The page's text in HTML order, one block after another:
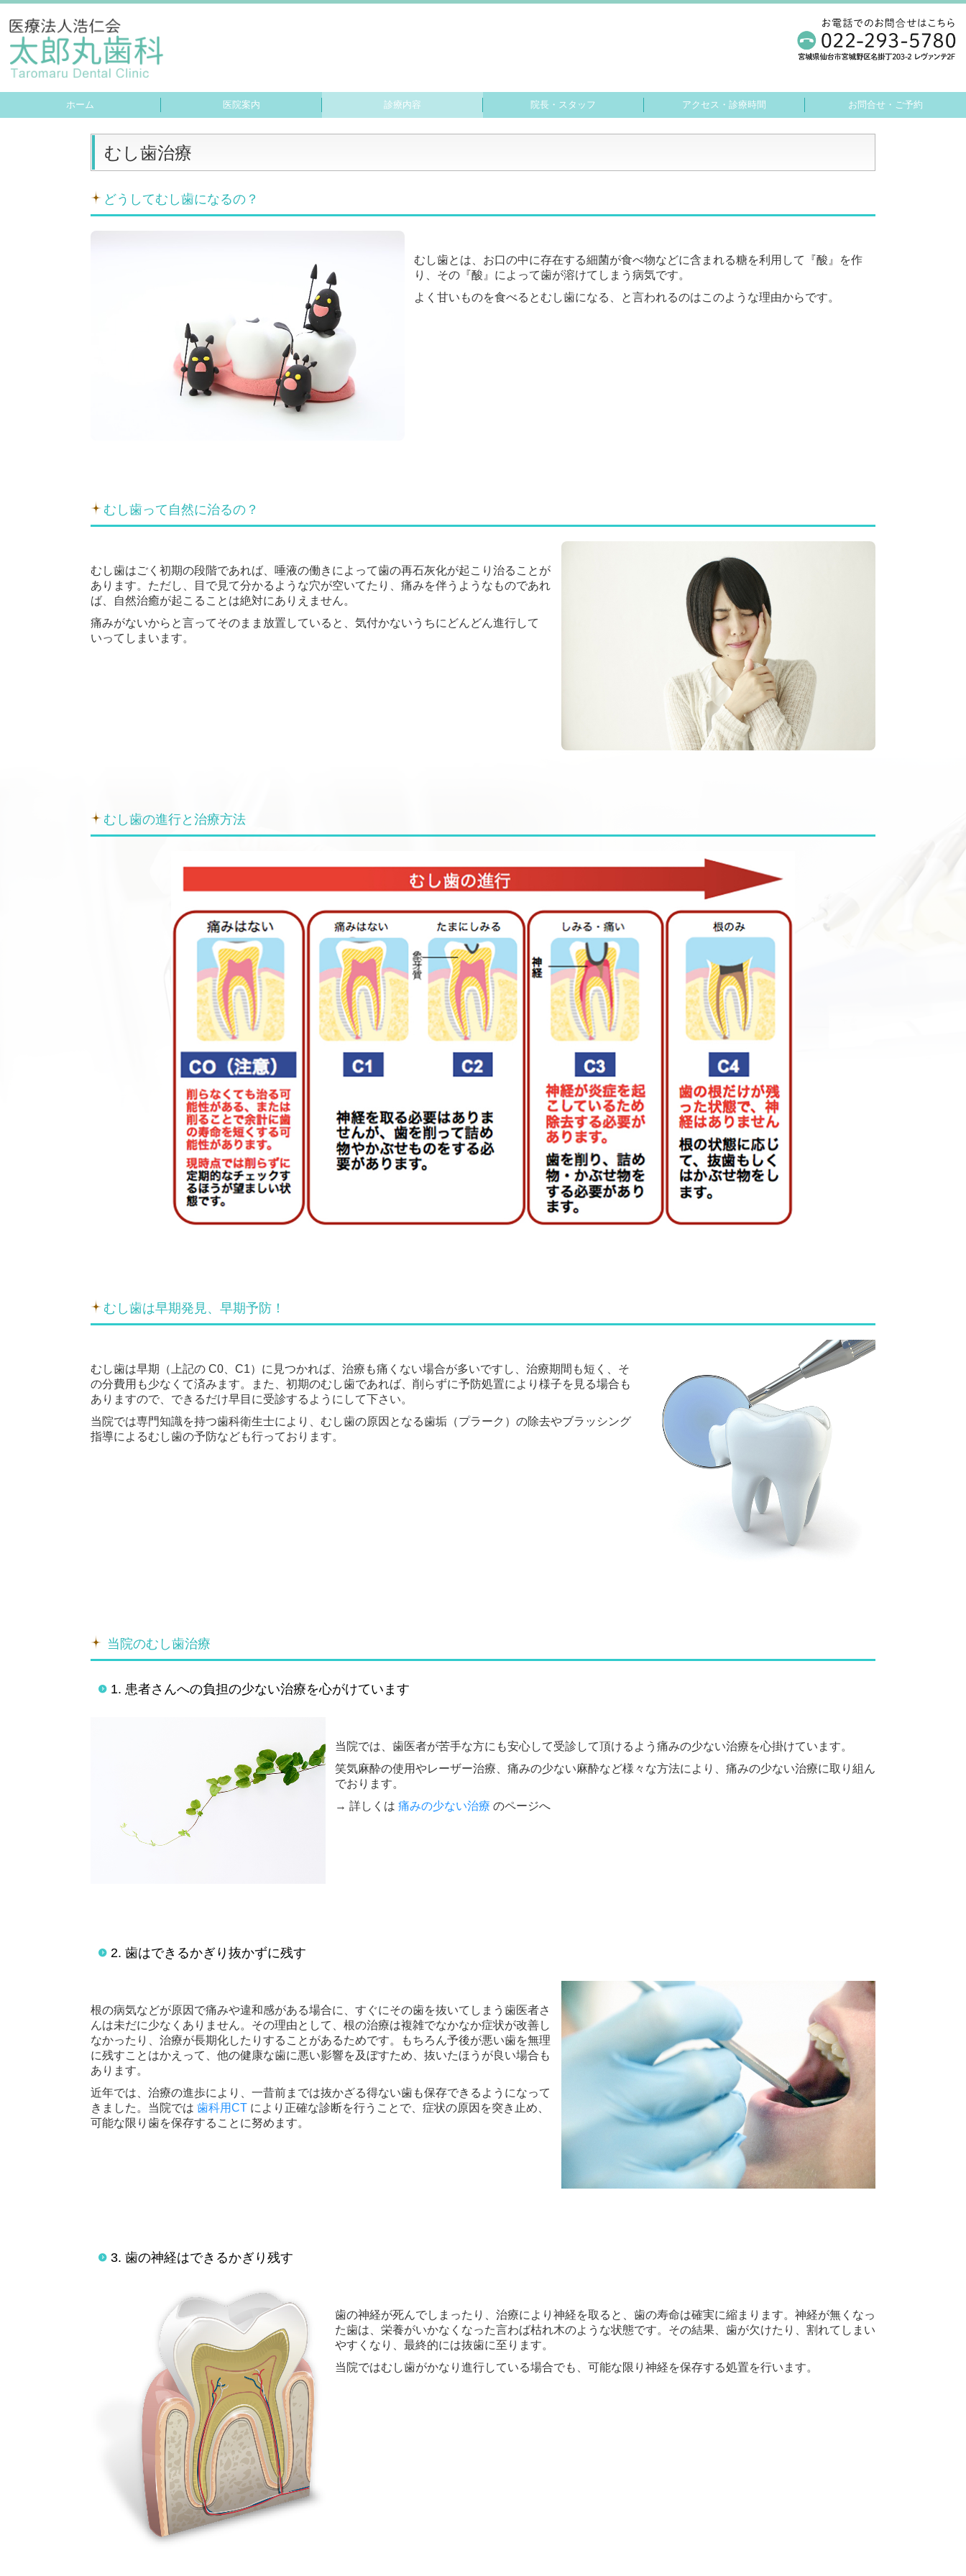
ホーム 医院案内
当院の院内感染症予防対策について
患者様へのお願い
痛みの少ない治療
レーザー治療
歯科用CT
診療内容
むし歯治療
歯周病治療
予防歯科・定期検診
小児歯科
審美歯科
インプラント
矯正歯科
ホワイトニング
入れ歯
院長・スタッフ アクセス・診療時間 お問合せ・ご予約
むし歯治療
どうしてむし歯になるの？
むし歯とは、お口の中に存在する細菌が食べ物などに含まれる糖を利用して『酸』を作
り、その『酸』によって歯が溶けてしまう病気です。
よく甘いものを食べるとむし歯になる、と言われるのはこのような理由からです。
むし歯って自然に治るの？
むし歯はごく初期の段階であれば、唾液の働きによって歯の再石灰化が起こり治ることが
あります。ただし、目で見て分かるような穴が空いてたり、痛みを伴うようなものであれ
ば、自然治癒が起こることは絶対にありえません。
痛みがないからと言ってそのまま放置していると、気付かないうちにどんどん進行して
いってしまいます。
むし歯の進行と治療方法
むし歯は早期発見、早期予防！
むし歯は早期（上記の C0、C1）に見つかれば、治療も痛くない場合が多いですし、治療期間も短く、そ
の分費用も少なくて済みます。また、初期のむし歯であれば、削らずに予防処置により様子を見る場合も
ありますので、できるだけ早目に受診するようにして下さい。
当院では専門知識を持つ歯科衛生士により、むし歯の原因となる歯垢（プラーク）の除去やブラッシング
指導によるむし歯の予防なども行っております。
当院のむし歯治療
1. 患者さんへの負担の少ない治療を心がけています
当院では、歯医者が苦手な方にも安心して受診して頂けるよう痛みの少ない治療を心掛けています。
笑気麻酔の使用やレーザー治療、痛みの少ない麻酔など様々な方法により、痛みの少ない治療に取り組ん
でおります。
→ 詳しくは痛みの少ない治療 のページへ
2. 歯はできるかぎり抜かずに残す
根の病気などが原因で痛みや違和感がある場合に、すぐにその歯を抜いてしまう歯医者さ
んは未だに少なくありません。その理由として、根の治療は複雑でなかなか症状が改善し
なかった り、治療が長期化したりすることがあるためです。もちろん予後が悪い歯を無理
に残すことはかえって、他の健康な歯に悪い影響を及ぼすため、抜いたほうが良い場合も
あります。
近年では、治療の進歩により、一昔前までは抜かざる得ない歯も保存できるようになって
きました。当院では 歯科用CTにより正確な診断を行うことで、症状の原因を突き止め、
可能な限り歯を保存することに努めます。
3. 歯の神経はできるかぎり残す
歯の神経が死んでしまったり、治療により神経を取ると、歯の寿命は確実に縮まります。神経が無くなっ
た歯は、栄養がいかなくなった言わば枯れ木のような状態です。その結果、歯が欠けたり、割れてしまい
やすくなり、最終的には抜歯に至ります。
当院ではむし歯がかなり進行している場合でも、可能な限り神経を保存する処置を行います。